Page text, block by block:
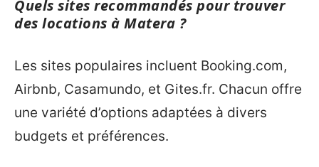
Quels sites recommandés pour trouver
des locations à Matera ?
Les sites populaires incluent Booking.com,
Airbnb, Casamundo, et Gites.fr. Chacun offre
une variété d’options adaptées à divers
budgets et préférences.